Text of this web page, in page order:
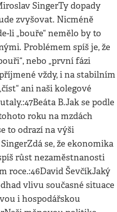
SingerTy dopady
zvyšovat. Nicméně
li „bouře“ nemělo by to
Problémem spíš je, že
nebo „první fázi
vždy, i na stabilním
ani naši kolegové
B.Jak se podle
roku na mzdách
to odrazí na výši
se, že ekonomika
růst nezaměstnanosti
roce.:46David ŠevčíkJaký
vlivu současné situace
i hospodářskou